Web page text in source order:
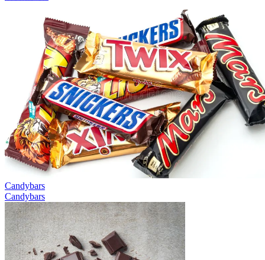
Candybars
Candybars